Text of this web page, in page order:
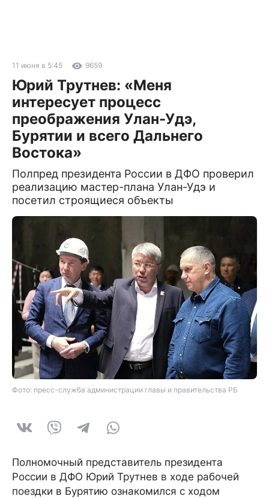
11 июня в 5:45 9659
Юрий Трутнев: «Меня
интересует процесс
преображения Улан-Удэ,
Бурятии и всего Дальнего
Востока»
Полпред президента России в ДФО проверил
реализацию мастер-плана Улан-Удэ и
посетил строящиеся объекты
Фото: пресс-служба администрации главы и правительства РБ
Полномочный представитель президента
России в ДФО Юрий Трутнев в ходе рабочей
поездки в Бурятию ознакомился с ходом